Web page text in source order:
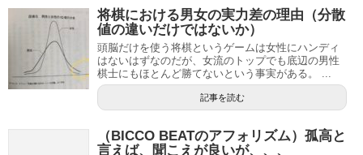
将棋における男女の実力差の理由（分散
値の違いだけではないか）
頭脳だけを使う将棋というゲームは女性にハンディ
はないはずなのだが、女流のトップでも底辺の男性
棋士にもほとんど勝てないという事実がある。 ...
記事を読む
（BICCO BEATのアフォリズム）孤高と
言えば、聞こえが良いが、、、